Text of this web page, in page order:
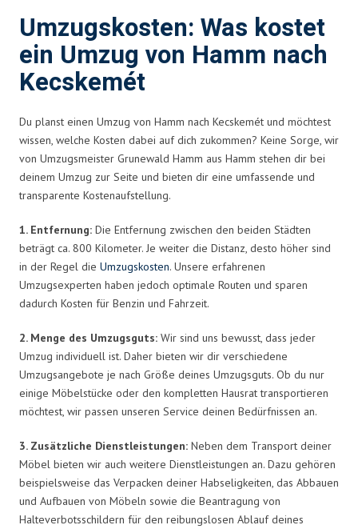
Umzugskosten: Was kostet
ein Umzug von Hamm nach
Kecskemét
Du planst einen Umzug von Hamm nach Kecskemét und möchtest
wissen, welche Kosten dabei auf dich zukommen? Keine Sorge, wir
von Umzugsmeister Grunewald Hamm aus Hamm stehen dir bei
deinem Umzug zur Seite und bieten dir eine umfassende und
transparente Kostenaufstellung.
1. Entfernung: Die Entfernung zwischen den beiden Städten
beträgt ca. 800 Kilometer. Je weiter die Distanz, desto höher sind
in der Regel die Umzugskosten. Unsere erfahrenen
Umzugsexperten haben jedoch optimale Routen und sparen
dadurch Kosten für Benzin und Fahrzeit.
2. Menge des Umzugsguts: Wir sind uns bewusst, dass jeder
Umzug individuell ist. Daher bieten wir dir verschiedene
Umzugsangebote je nach Größe deines Umzugsguts. Ob du nur
einige Möbelstücke oder den kompletten Hausrat transportieren
möchtest, wir passen unseren Service deinen Bedürfnissen an.
3. Zusätzliche Dienstleistungen: Neben dem Transport deiner
Möbel bieten wir auch weitere Dienstleistungen an. Dazu gehören
beispielsweise das Verpacken deiner Habseligkeiten, das Abbauen
und Aufbauen von Möbeln sowie die Beantragung von
Halteverbotsschildern für den reibungslosen Ablauf deines